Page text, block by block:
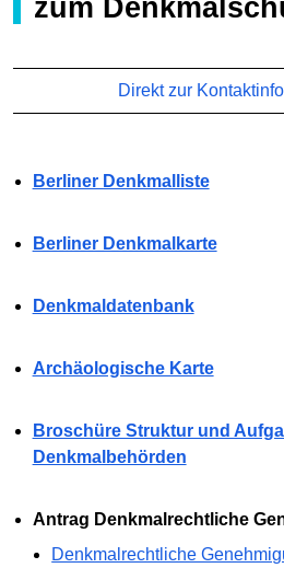
zum
Direkt zur
Berliner Denkmalliste
Berliner Denkmalkarte
Denkmaldatenbank
Archäologische Karte
Broschüre Struktur und
Denkmalbehörden
Antrag Denkmalrechtliche
Denkmalrechtliche